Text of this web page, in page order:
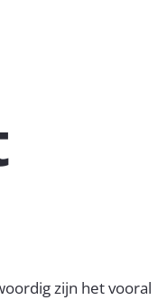
zijn het vooral